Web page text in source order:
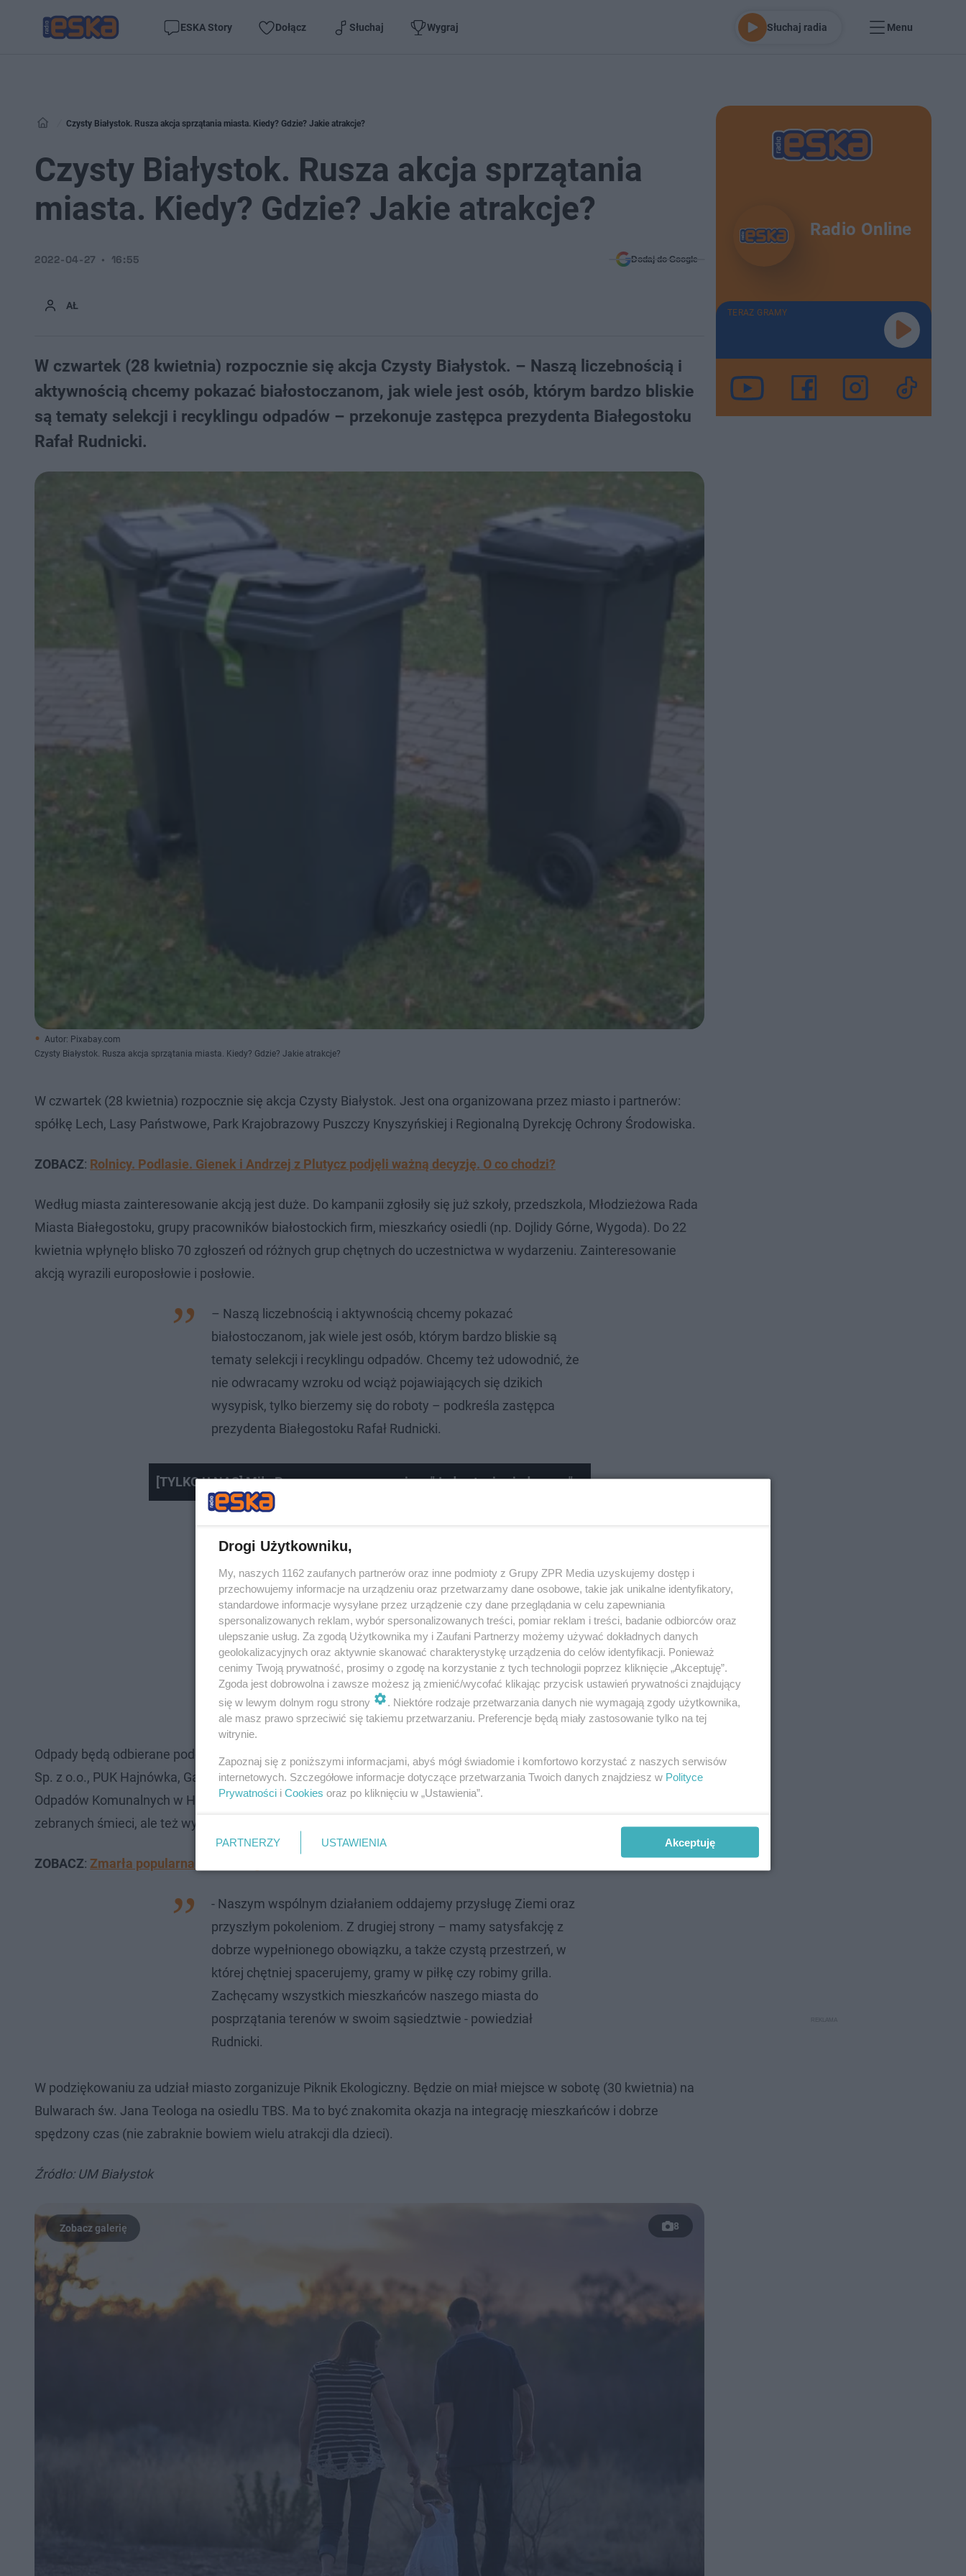
ESKA Story Dołącz Słuchaj Wygraj Słuchaj radia Menu
Czysty Białystok. Rusza akcja sprzątania miasta. Kiedy? Gdzie? Jakie atrakcje?
Czysty Białystok. Rusza akcja sprzątania
miasta. Kiedy? Gdzie? Jakie atrakcje?
AŁ
2022-04-27 16:55 Dodaj do Google
W czwartek (28 kwietnia) rozpocznie się akcja Czysty Białystok. – Naszą liczebnością i
aktywnością chcemy pokazać białostoczanom, jak wiele jest osób, którym bardzo bliskie
są tematy selekcji i recyklingu odpadów – przekonuje zastępca prezydenta Białegostoku
Rafał Rudnicki.
Autor: Pixabay.com
Czysty Białystok. Rusza akcja sprzątania miasta. Kiedy? Gdzie? Jakie atrakcje?
W czwartek (28 kwietnia) rozpocznie się akcja Czysty Białystok. Jest ona organizowana przez miasto i partnerów:
spółkę Lech, Lasy Państwowe, Park Krajobrazowy Puszczy Knyszyńskiej i Regionalną Dyrekcję Ochrony Środowiska.
ZOBACZ: Rolnicy. Podlasie. Gienek i Andrzej z Plutycz podjęli ważną decyzję. O co chodzi?
Według miasta zainteresowanie akcją jest duże. Do kampanii zgłosiły się już szkoły, przedszkola, Młodzieżowa Rada
Miasta Białegostoku, grupy pracowników białostockich firm, mieszkańcy osiedli (np. Dojlidy Górne, Wygoda). Do 22
kwietnia wpłynęło blisko 70 zgłoszeń od różnych grup chętnych do uczestnictwa w wydarzeniu. Zainteresowanie
akcją wyrazili europosłowie i posłowie.
– Naszą liczebnością i aktywnością chcemy pokazać
białostoczanom, jak wiele jest osób, którym bardzo bliskie są
tematy selekcji i recyklingu odpadów. Chcemy też udowodnić, że
nie odwracamy wzroku od wciąż pojawiających się dzikich
wysypisk, tylko bierzemy się do roboty – podkreśla zastępca
prezydenta Białegostoku Rafał Rudnicki.
[TYLKO U NAS] Miły Pan zaprasza na premierę "Jeden taniec jedna noc"
Odpady będą odbierane podczas tych dni przez MPO Sp. z.o.o., Usługi Komunalne "BŁYSK" Marianna Marczyk, KOMA
Sp. z o.o., PUK Hajnówka, Garden-Com Sp. z o.o. Każda trakcja będzie ważona w Zakładzie Unieszkodliwiania
Odpadów Komunalnych w Hryniewiczach. To pozwoli po zakończonej akcji na podsumowanie nie tylko ogólnej ilości
zebranych śmieci, ale też wyszczególnienie ich rodzaju.
ZOBACZ: Zmarła popularna babcia Eugenia. Miała 92 lata
- Naszym wspólnym działaniem oddajemy przysługę Ziemi oraz
przyszłym pokoleniom. Z drugiej strony – mamy satysfakcję z
dobrze wypełnionego obowiązku, a także czystą przestrzeń, w
której chętniej spacerujemy, gramy w piłkę czy robimy grilla.
Zachęcamy wszystkich mieszkańców naszego miasta do
posprzątania terenów w swoim sąsiedztwie - powiedział
Rudnicki.
W podziękowaniu za udział miasto zorganizuje Piknik Ekologiczny. Będzie on miał miejsce w sobotę (30 kwietnia) na
Bulwarach św. Jana Teologa na osiedlu TBS. Ma to być znakomita okazja na integrację mieszkańców i dobrze
spędzony czas (nie zabraknie bowiem wielu atrakcji dla dzieci).
Źródło: UM Białystok
8
Radio Online
TERAZ GRAMY
Drogi Użytkowniku,
My, naszych 1162 zaufanych partnerów oraz inne podmioty z Grupy ZPR Media uzyskujemy dostęp i
przechowujemy informacje na urządzeniu oraz przetwarzamy dane osobowe, takie jak unikalne identyfikatory,
standardowe informacje wysyłane przez urządzenie czy dane przeglądania w celu zapewniania
spersonalizowanych reklam, wybór spersonalizowanych treści, pomiar reklam i treści, badanie odbiorców oraz
ulepszanie usług. Za zgodą Użytkownika my i Zaufani Partnerzy możemy używać dokładnych danych
geolokalizacyjnych oraz aktywnie skanować charakterystykę urządzenia do celów identyfikacji. Ponieważ
cenimy Twoją prywatność, prosimy o zgodę na korzystanie z tych technologii poprzez kliknięcie „Akceptuję”.
Zgoda jest dobrowolna i zawsze możesz ją zmienić/wycofać klikając przycisk ustawień prywatności znajdujący
się w lewym dolnym rogu strony
. Niektóre rodzaje przetwarzania danych nie wymagają zgody użytkownika,
ale masz prawo sprzeciwić się takiemu przetwarzaniu. Preferencje będą miały zastosowanie tylko na tej
witrynie.
Zapoznaj się z poniższymi informacjami, abyś mógł świadomie i komfortowo korzystać z naszych serwisów
internetowych. Szczegółowe informacje dotyczące przetwarzania Twoich danych znajdziesz w Polityce
Prywatności i Cookies oraz po kliknięciu w „Ustawienia”.
PARTNERZY USTAWIENIA Akceptuję